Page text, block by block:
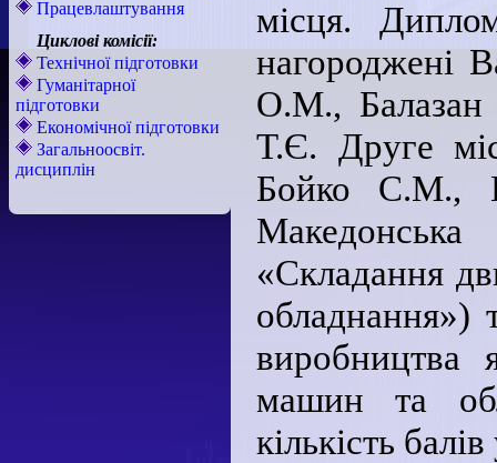
Працевлаштування
Циклові комісії:
Технічної підготовки
Гуманітарної
підготовки
Економічної підготовки
Загальноосвіт.
дисциплін
місця.
нагороджені
О.М., Балазан
Т.Є. Друге
Бойко С.М.,
«Складання
обладнання»)
виробництва
машин та
кількість